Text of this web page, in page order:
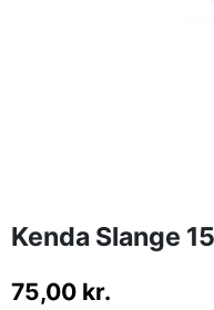
Kenda Slange
75,00 kr.